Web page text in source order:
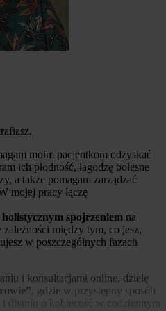
moim pacjentkom odzyskać
ich płodność, łagodzę bolesne
a także pomagam zarządzać
mojej pracy łączę
holistycznym spojrzeniem na
między tym, co jesz,
w poszczególnych fazach
i konsultacjami online, dzielę
, gdzie w przystępny sposób
dbaniu o kobiecość w codziennym